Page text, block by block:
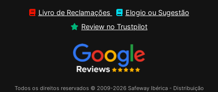
Livro de Reclamações
Elogio ou Sugestão
Review no Trustpilot
Todos os direitos reservados © 2009-2026 Safeway Ibérica - Distribuição